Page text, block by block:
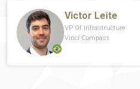
Victor Leite
VP Of Infrastructure
Vinci Compass